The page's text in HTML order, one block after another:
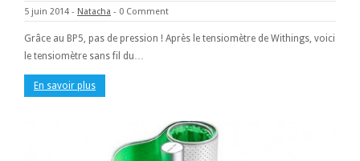
5 juin 2014 - Natacha - 0 Comment
Grâce au BP5, pas de pression ! Après le tensiomètre de Withings, voici
le tensiomètre sans fil du…
En savoir plus